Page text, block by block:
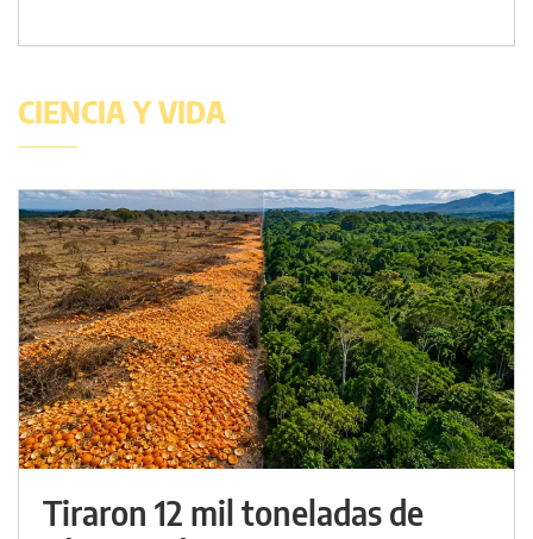
CIENCIA Y VIDA
Tiraron 12 mil toneladas de